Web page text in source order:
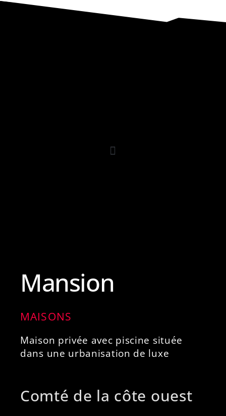
Mansion
MAISONS
Maison privée avec piscine située
dans une urbanisation de luxe
Comté de la côte ouest